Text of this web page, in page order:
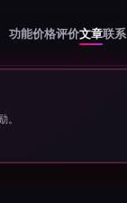
功能价格评价文章联系
。